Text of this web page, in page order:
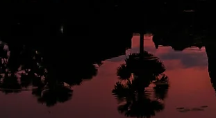
BE